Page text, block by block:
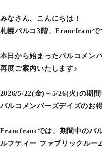
みなさん、こんにちは！
札幌パルコ3階、Francfrancで
本日から始まったパルコメン
再度ご案内いたします♪
2026/5/22(金)～5/26(火)の期
パルコメンバーズデイズのお
Francfrancでは、期間中のパ
ルフティー ファブリックルー